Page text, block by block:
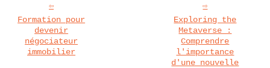
Formation pour
devenir
négociateur
immobilier
Exploring the
Metaverse :
Comprendre
l'importance
d'une nouvelle